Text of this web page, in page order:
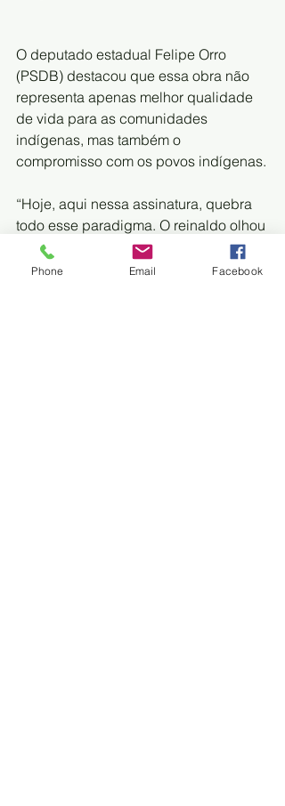
O deputado estadual Felipe Orro
(PSDB) destacou que essa obra não
representa apenas melhor qualidade
de vida para as comunidades
indígenas, mas também o
compromisso com os povos indígenas.
“Hoje, aqui nessa assinatura, quebra
todo esse paradigma. O reinaldo olhou
sim para a classe produtora mas não
deixou de lado as comunidades
Phone Email Facebook